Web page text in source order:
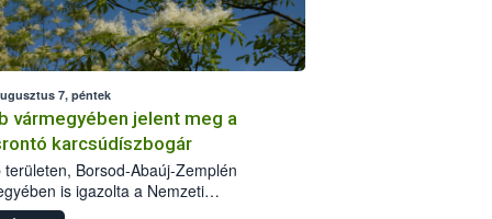
7, péntek
vármegyében jelent meg a
karcsúdíszbogár
területen, Borsod-Abaúj-Zemplén
is igazolta a Nemzeti
biztonsági Hivatal (Nébih) a